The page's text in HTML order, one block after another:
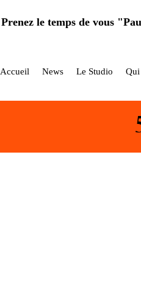
Prenez le temps de vous
Accueil News Le Studio Qui